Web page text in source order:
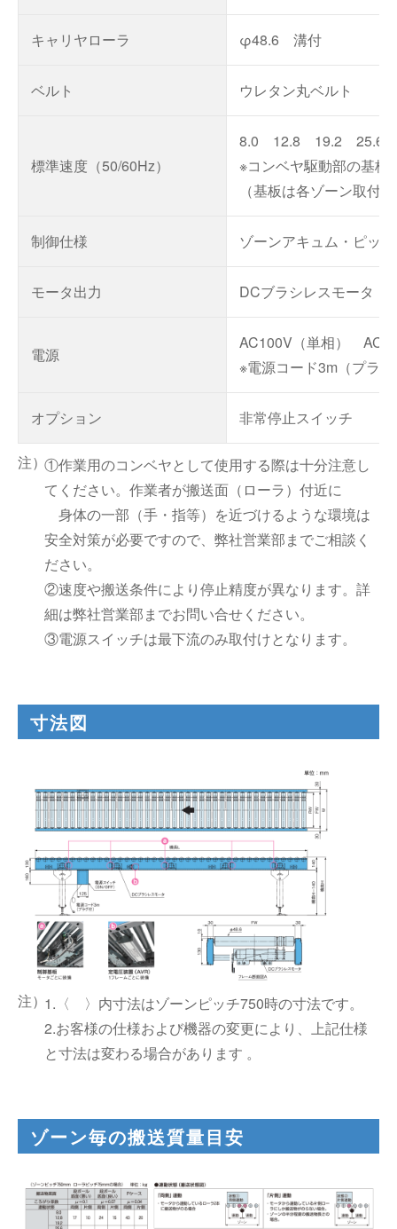
キャリヤローラ φ48.6 溝付
ベルト ウレタン丸ベルト
標準速度（50/60Hz）
8.0 12.8 19.2 25.6
※コンベヤ駆動部の基板
（基板は各ゾーン取付
制御仕様 ゾーンアキュム・ピッ
モータ出力 DCブラシレスモータ
電源
AC100V（単相）
※電源コード3m（プラ
オプション 非常停止スイッチ
①作業用のコンベヤとして使用する際は十分注意し
てください。作業者が搬送面（ローラ）付近に
身体の一部（手・指等）を近づけるような環境は
安全対策が必要ですので、弊社営業部までご相談く
ださい。
②速度や搬送条件により停止精度が異なります。詳
細は弊社営業部までお問い合せください。
③電源スイッチは最下流のみ取付けとなります。
寸法図
1.〈 〉内寸法はゾーンピッチ750時の寸法です。
2.お客様の仕様および機器の変更により、上記仕様
と寸法は変わる場合があります 。
ゾーン毎の搬送質量目安